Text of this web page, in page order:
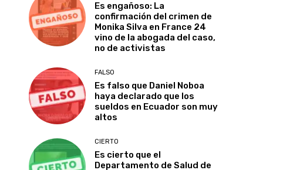
Es engañoso: La
confirmación del crimen de
Monika Silva en France 24
vino de la abogada del caso,
no de activistas
FALSO
Es falso que Daniel Noboa
haya declarado que los
sueldos en Ecuador son muy
altos
CIERTO
Es cierto que el
Departamento de Salud de